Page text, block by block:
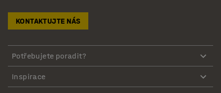
KONTAKTUJTE NÁS
Potřebujete poradit?
Inspirace